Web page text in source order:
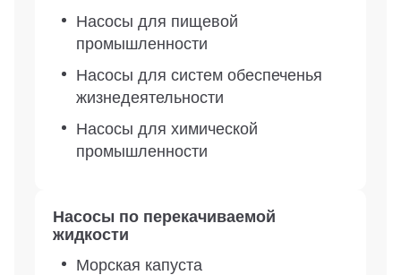
Насосы для пищевой
промышленности
Насосы для систем обеспеченья
жизнедеятельности
Насосы для химической
промышленности
Насосы по перекачиваемой
жидкости
Морская капуста